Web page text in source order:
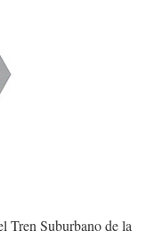
Tren Suburbano de la